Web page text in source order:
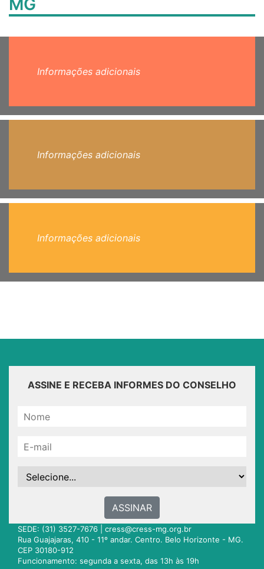
MG
Informações adicionais
Informações adicionais
Informações adicionais
ASSINE E RECEBA INFORMES DO CONSELHO
ASSINAR
SEDE: (31) 3527-7676 | cress@cress-mg.org.br
Rua Guajajaras, 410 - 11º andar. Centro. Belo Horizonte - MG.
CEP 30180-912
Funcionamento: segunda a sexta, das 13h às 19h